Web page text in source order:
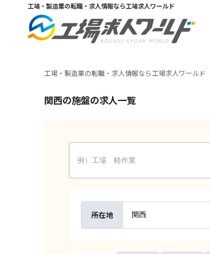
工場・製造業の転職・求人情報なら工場求人ワールド
工場・製造業の転職・求人情報なら工場求人ワールド
関西の施盤の求人一覧
所在地 関西